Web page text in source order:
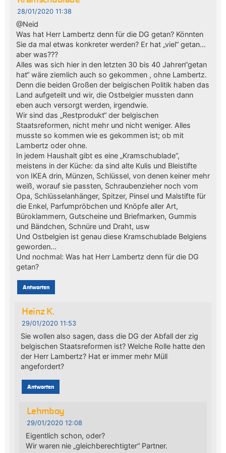
28/01/2020 11:38
@Neid
Was hat Herr Lambertz denn für die DG getan? Könnten
Sie da mal etwas konkreter werden? Er hat „viel“ getan…
aber was???
Alles was sich hier in den letzten 30 bis 40 Jahren“getan
hat“ wäre ziemlich auch so gekommen , ohne Lambertz.
Denn die beiden Großen der belgischen Politik haben das
Land aufgeteilt und wir, die Ostbelgier mussten dann
eben auch versorgt werden, irgendwie.
Wir sind das „Restprodukt“ der belgischen
Staatsreformen, nicht mehr und nicht weniger. Alles
musste so kommen wie es gekommen ist; ob mit
Lambertz oder ohne.
In jedem Haushalt gibt es eine „Kramschublade“,
meistens in der Küche: da sind alte Kulis und Bleistifte
von IKEA drin, Münzen, Schlüssel, von denen keiner mehr
weiß, worauf sie passten, Schraubenzieher noch vom
Opa, Schlüsselanhänger, Spitzer, Pinsel und Malstifte für
die Enkel, Parfumpröbchen und Knöpfe aller Art,
Büroklammern, Gutscheine und Briefmarken, Gummis
und Bändchen, Schnüre und Draht, usw
Und Ostbelgien ist genau diese Kramschublade Belgiens
geworden…
Und nochmal: Was hat Herr Lambertz denn für die DG
getan?
Antworten
Heinz K.
29/01/2020 11:53
Sie wollen also sagen, dass die DG der Abfall der zig
belgischen Staatsreformen ist? Welche Rolle hatte den
der Herr Lambertz? Hat er immer mehr Müll
angefordert?
Antworten
Lehmboy
29/01/2020 12:08
Eigentlich schon, oder?
Wir waren nie „gleichberechtigter“ Partner.